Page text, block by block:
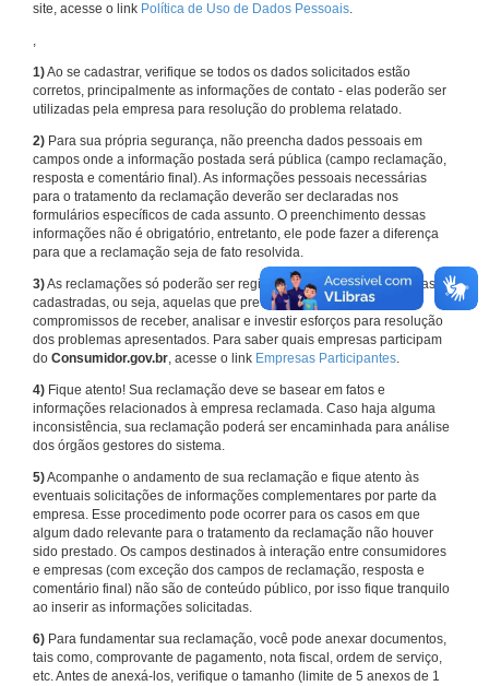
site, acesse o link Política de Uso de Dados Pessoais.
,
1)Ao se cadastrar, verifique se todos os dados solicitados estão
corretos, principalmente as informações de contato - elas poderão ser
utilizadas pela empresa para resolução do problema relatado.
2) Para sua própria segurança, não preencha dados pessoais em
campos onde a informação postada será pública (campo reclamação,
resposta e comentário final). As informações pessoais necessárias
para o tratamento da reclamação deverão ser declaradas nos
formulários específicos de cada assunto. O preenchimento dessas
informações não é obrigatório, entretanto, ele pode fazer a diferença
para que a reclamação seja de fato resolvida.
3)As reclamações só poderão ser registradas em face de empresas
cadastradas, ou seja, aquelas que previamente assumiram
compromissos de receber, analisar e investir esforços para resolução
dos problemas apresentados. Para saber quais empresas participam
do Consumidor.gov.br, acesse o link Empresas Participantes.
4) Fique atento! Sua reclamação deve se basear em fatos e
informações relacionados à empresa reclamada. Caso haja alguma
inconsistência, sua reclamação poderá ser encaminhada para análise
dos órgãos gestores do sistema.
5)Acompanhe o andamento de sua reclamação e fique atento às
eventuais solicitações de informações complementares por parte da
empresa. Esse procedimento pode ocorrer para os casos em que
algum dado relevante para o tratamento da reclamação não houver
sido prestado. Os campos destinados à interação entre consumidores
e empresas (com exceção dos campos de reclamação, resposta e
comentário final) não são de conteúdo público, por isso fique tranquilo
ao inserir as informações solicitadas.
6) Para fundamentar sua reclamação, você pode anexar documentos,
tais como, comprovante de pagamento, nota fiscal, ordem de serviço,
etc. Antes de anexá-los, verifique o tamanho (limite de 5 anexos de 1